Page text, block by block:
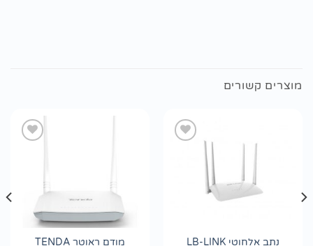
מוצרים קשורים
נתב אלחוטי LB-LINK
wishlist
מודם ראוטר TENDA